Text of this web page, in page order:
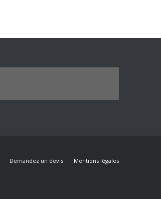
Demandez un devis Mentions légales